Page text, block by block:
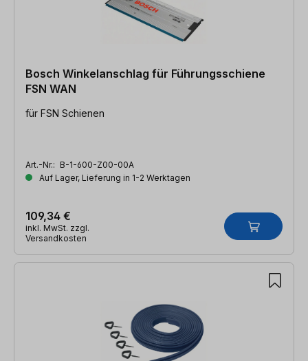
Bosch Winkelanschlag für Führungsschiene
FSN WAN
für FSN Schienen
Art.-Nr.: B-1-600-Z00-00A
Auf Lager, Lieferung in 1-2 Werktagen
109,34 €
inkl. MwSt. zzgl.
Versandkosten